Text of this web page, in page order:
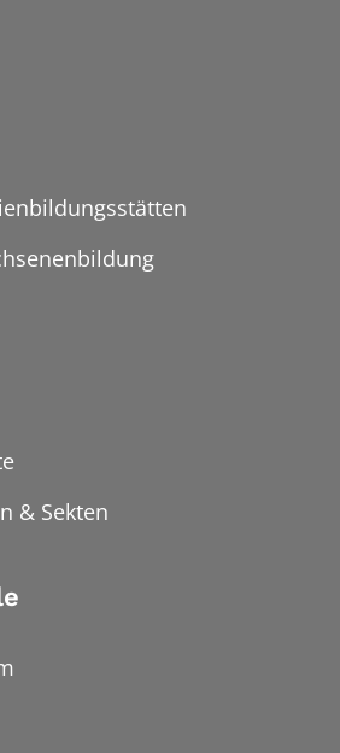
& Sekten